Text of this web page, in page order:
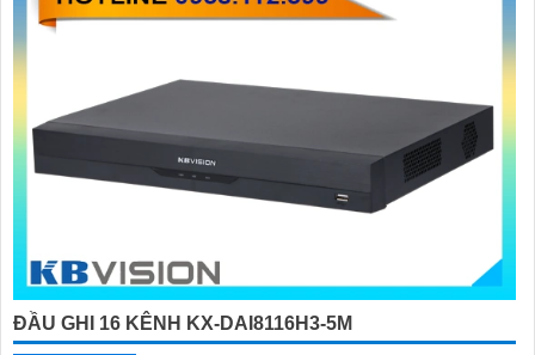
ĐẦU GHI 16 KÊNH KX-DAI8116H3-5M